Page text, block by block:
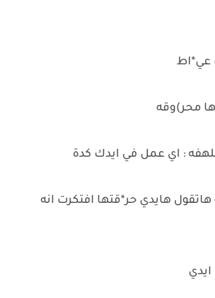
محر)وقه
: اي عمل في ايدك كدة
هايدي حر*قتها افتكرت انه